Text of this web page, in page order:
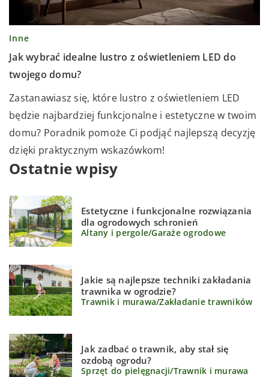
Inne
Jak wybrać idealne lustro z oświetleniem LED do
twojego domu?
Zastanawiasz się, które lustro z oświetleniem LED
będzie najbardziej funkcjonalne i estetyczne w twoim
domu? Poradnik pomoże Ci podjąć najlepszą decyzję
dzięki praktycznym wskazówkom!
Ostatnie wpisy
Estetyczne i funkcjonalne rozwiązania
dla ogrodowych schronień
Altany i pergole/Garaże ogrodowe
Jakie są najlepsze techniki zakładania
trawnika w ogrodzie?
Trawnik i murawa/Zakładanie trawników
Jak zadbać o trawnik, aby stał się
ozdobą ogrodu?
Sprzęt do pielęgnacji/Trawnik i murawa